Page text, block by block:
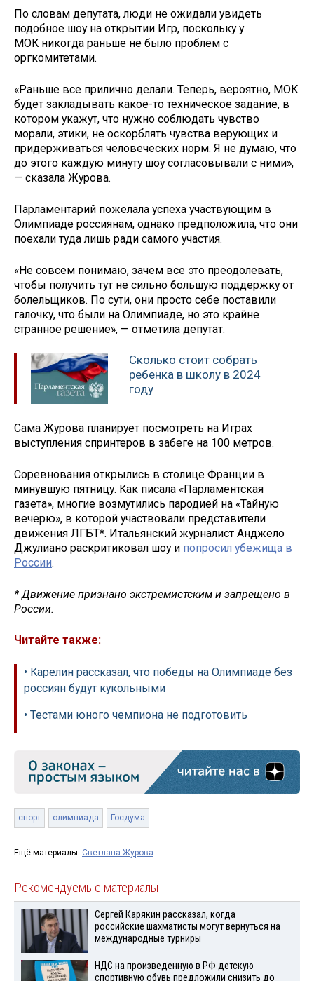
По словам депутата, люди не ожидали увидеть
подобное шоу на открытии Игр, поскольку у
МОК никогда раньше не было проблем с
оргкомитетами.
«Раньше все прилично делали. Теперь, вероятно, МОК
будет закладывать какое-то техническое задание, в
котором укажут, что нужно соблюдать чувство
морали, этики, не оскорблять чувства верующих и
придерживаться человеческих норм. Я не думаю, что
до этого каждую минуту шоу согласовывали с ними»,
— сказала Журова.
Парламентарий пожелала успеха участвующим в
Олимпиаде россиянам, однако предположила, что они
поехали туда лишь ради самого участия.
«Не совсем понимаю, зачем все это преодолевать,
чтобы получить тут не сильно большую поддержку от
болельщиков. По сути, они просто себе поставили
галочку, что были на Олимпиаде, но это крайне
странное решение», — отметила депутат.
Сколько стоит собрать
ребенка в школу в 2024
году
Сама Журова планирует посмотреть на Играх
выступления спринтеров в забеге на 100 метров.
Соревнования открылись в столице Франции в
минувшую пятницу. Как писала «Парламентская
газета», многие возмутились пародией на «Тайную
вечерю», в которой участвовали представители
движения ЛГБТ*. Итальянский журналист Анджело
Джулиано раскритиковал шоу и попросил убежища в
России.
* Движение признано экстремистским и запрещено в
России.
Читайте также:
• Карелин рассказал, что победы на Олимпиаде без
россиян будут кукольными
• Тестами юного чемпиона не подготовить
спорт олимпиада Госдума
Ещё материалы: Светлана Журова
Рекомендуемые материалы
Сергей Карякин рассказал, когда
российские шахматисты могут вернуться на
международные турниры
НДС на произведенную в РФ детскую
спортивную обувь предложили снизить до